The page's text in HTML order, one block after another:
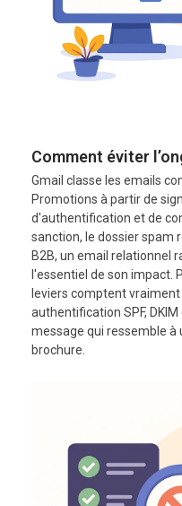
Comment éviter
Gmail classe les emails
Promotions à partir de
d'authentification et de
sanction, le dossier spam
B2B, un email relationnel
l'essentiel de son impact.
leviers comptent
authentification SPF,
message qui ressemble à
brochure.